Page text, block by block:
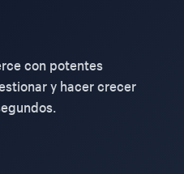
con potentes
y hacer crecer